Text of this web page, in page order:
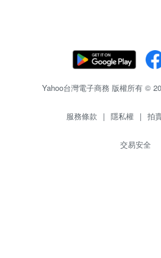
Yahoo台灣電子商務 版權所有 ©
服務條款 | 隱私權 | 拍
交易安全